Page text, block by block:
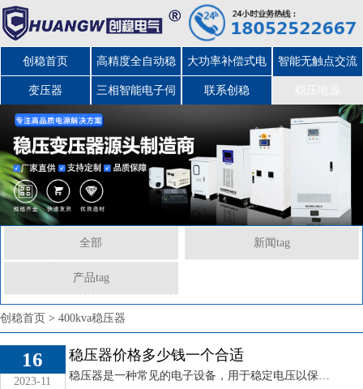
创稳首页 高精度全自动稳
压器
大功率补偿式电
力稳压器
智能无触点交流
变压器 三相智能电子伺 联系创稳
全部 新闻tag
产品tag
创稳首页 > 400kva稳压器
16
2023-11
稳压器价格多少钱一个合适
稳压器是一种常见的电子设备，用于稳定电压以保护其他电子设备的正常运作。那么，稳压器的价格到底合适多少呢？本文将从不同角度对这个问题进行探讨。稳压器的价 ...